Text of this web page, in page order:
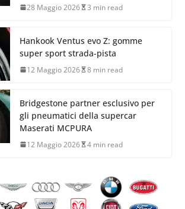
28 Maggio 2026 3 min read
Hankook Ventus evo Z: gomme
super sport strada-pista
12 Maggio 2026 8 min read
Bridgestone partner esclusivo per
gli pneumatici della supercar
Maserati MCPURA
12 Maggio 2026 4 min read